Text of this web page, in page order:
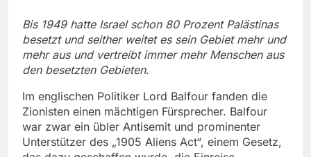
Bis 1949 hatte Israel schon 80 Prozent Palästinas
besetzt und seither weitet es sein Gebiet mehr und
mehr aus und vertreibt immer mehr Menschen aus
den besetzten Gebieten.
Im englischen Politiker Lord Balfour fanden die
Zionisten einen mächtigen Fürsprecher. Balfour
war zwar ein übler Antisemit und prominenter
Unterstützer des „1905 Aliens Act“, einem Gesetz,